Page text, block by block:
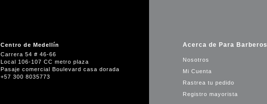
Centro de Medellín
Carrera 54 # 46-66
Local 106-107 CC metro plaza
Pasaje comercial Boulevard casa dorada
+57 300 8035773
Acerca de Para Barberos
Nosotros
Mi Cuenta
Rastrea tu pedido
Registro mayorista